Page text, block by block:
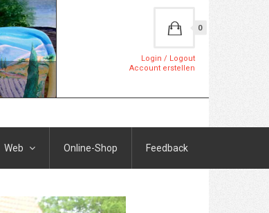
0
Login / Logout
Account erstellen
Web Online-Shop Feedback